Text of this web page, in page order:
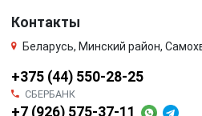
Контакты
Беларусь, Минский район,
+375 (44) 550-28-25
СБЕРБАНК
+7 (926) 575-37-11